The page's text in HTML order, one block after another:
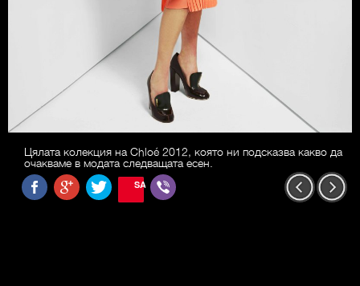
Цялата колекция на Chloé 2012, която ни подсказва какво да
очакваме в модата следващата есен.
SAVE